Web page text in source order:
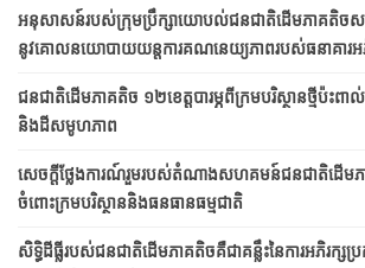
អនុសាសន៍របស់ក្រុមប្រឹក្សាយោបល់ជនជាតិដើមភាគតិចស
នូវគោលនយោបាយយន្តការគណនេយ្យភាពរបស់ធនាគារ
ជនជាតិ​ដើម​ភាគតិច ១២​ខេត្ត​​បារម្ភ​ពី​ក្រម​បរិស្ថាន​ថ្មី​ប៉ះ
និង​ដី​សមូហភាព
សេចក្តីថ្លែងការណ៍រួមរបស់តំណាងសហគមន៍ជនជាតិដើមភា
ចំពោះក្រមបរិស្ថាននិងធនធានធម្មជាតិ
សិទ្ធិដីធ្លីរបស់ជនជាតិដើមភាគតិចគឺជាគន្លឹះនៃការអភិរក្